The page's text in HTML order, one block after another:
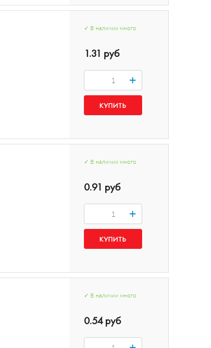
✓ В наличии много
1.31 руб
+
✓ В наличии много
0.91 руб
+
✓ В наличии много
0.54 руб